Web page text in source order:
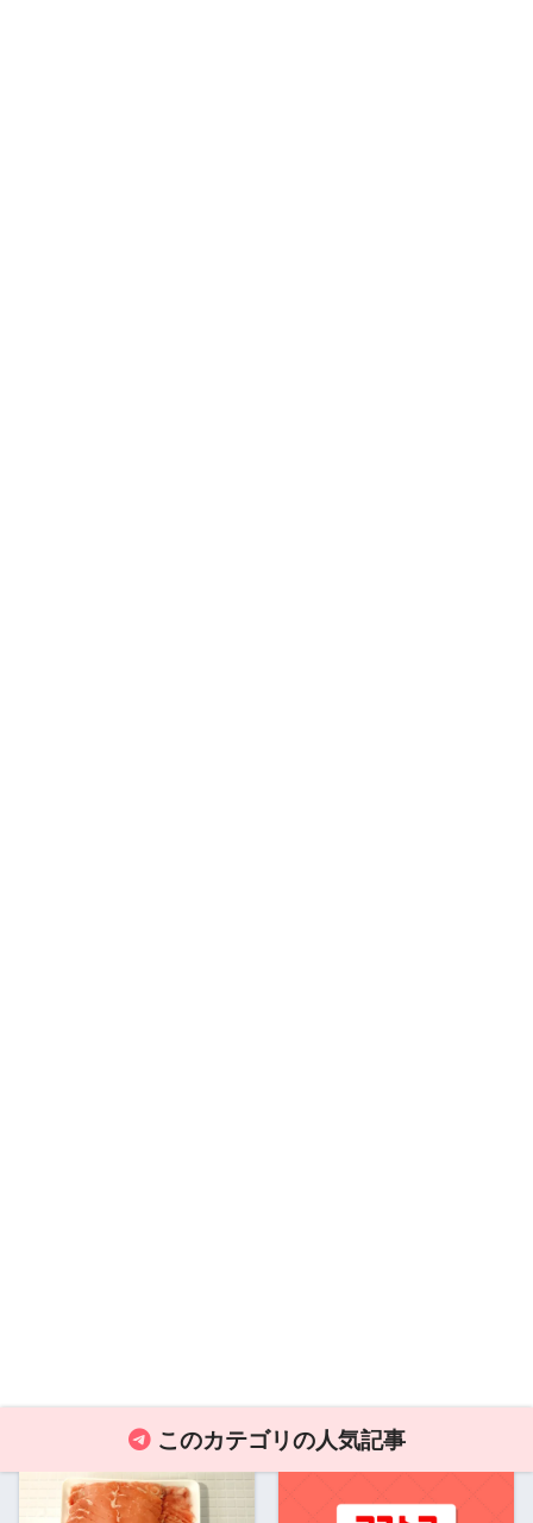
このカテゴリの人気記事